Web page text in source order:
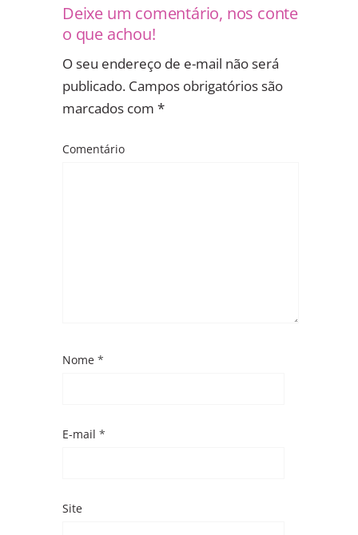
Deixe um comentário, nos conte
o que achou!
O seu endereço de e-mail não será
publicado. Campos obrigatórios são
marcados com *
Comentário
Nome *
E-mail *
Site